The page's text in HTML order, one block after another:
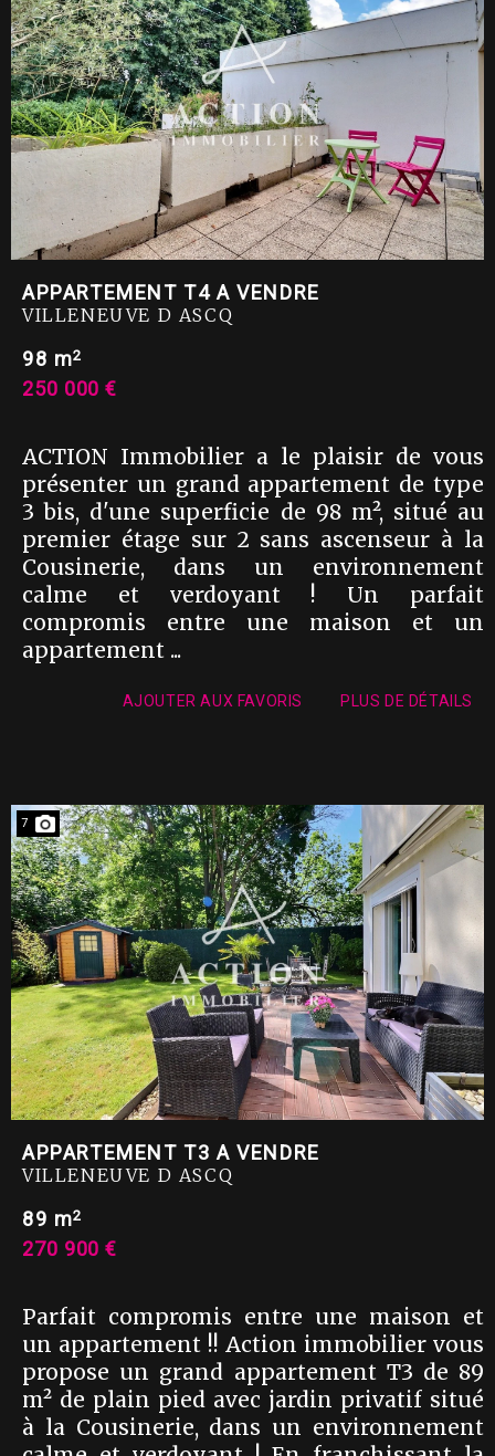
APPARTEMENT T4 A VENDRE
VILLENEUVE D ASCQ
98 m2
250 000 €
ACTION Immobilier a le plaisir de vous
présenter un grand appartement de type
3 bis, d'une superficie de 98 m², situé au
premier étage sur 2 sans ascenseur à la
Cousinerie, dans un environnement
calme et verdoyant ! Un parfait
compromis entre une maison et un
appartement ...
AJOUTER AUX FAVORIS PLUS DE DÉTAILS
7
APPARTEMENT T3 A VENDRE
VILLENEUVE D ASCQ
89 m2
270 900 €
Parfait compromis entre une maison et
un appartement !! Action immobilier vous
propose un grand appartement T3 de 89
m² de plain pied avec jardin privatif situé
à la Cousinerie, dans un environnement